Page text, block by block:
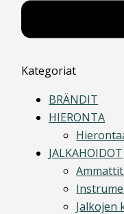
Kategoriat
BRÄNDIT
HIERONTA
JALKAHOIDOT
Jalkojen